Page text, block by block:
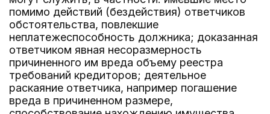
помимо действий (бездействия) ответчиков
обстоятельства, повлекшие
неплатежеспособность должника; доказанная
ответчиком явная несоразмерность
причиненного им вреда объему реестра
требований кредиторов; деятельное
раскаяние ответчика, например погашение
вреда в причиненном размере,